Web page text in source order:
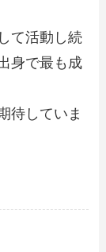
て活動し続
身で最も成
待していま